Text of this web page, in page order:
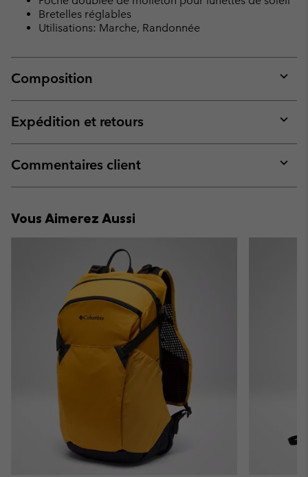
Bretelles réglables
Utilisations: Marche, Randonnée
Composition
or
Expédition et retours
or
Commentaires client
or
Vous Aimerez Aussi